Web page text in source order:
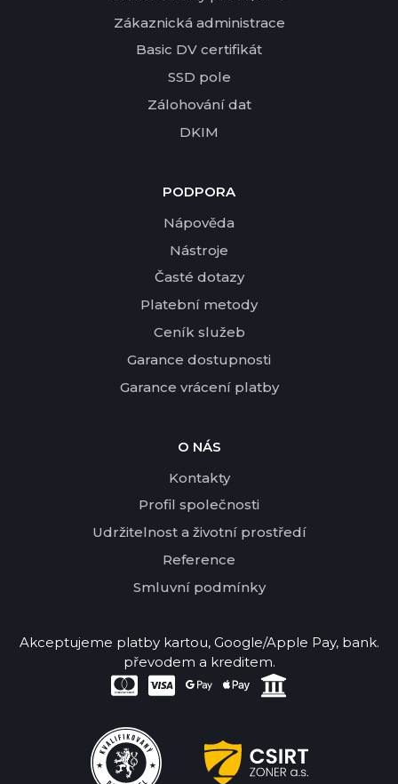
Zákaznická administrace
Basic DV certifikát
SSD pole
Zálohování dat
DKIM
PODPORA
Nápověda
Nástroje
Časté dotazy
Platební metody
Ceník služeb
Garance dostupnosti
Garance vrácení platby
O NÁS
Kontakty
Profil společnosti
Udržitelnost a životní prostředí
Reference
Smluvní podmínky
Akceptujeme platby kartou, Google/Apple Pay, bank.
převodem a kreditem.